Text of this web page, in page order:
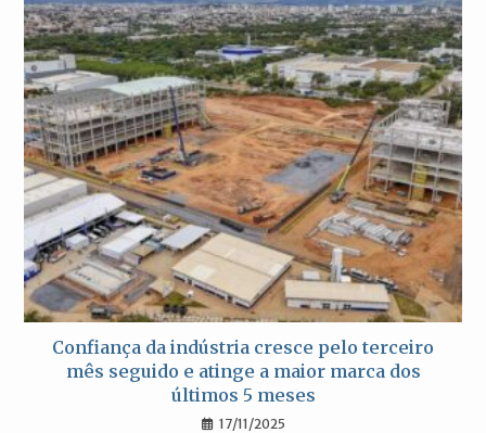
Confiança da indústria cresce pelo terceiro
mês seguido e atinge a maior marca dos
últimos 5 meses
17/11/2025